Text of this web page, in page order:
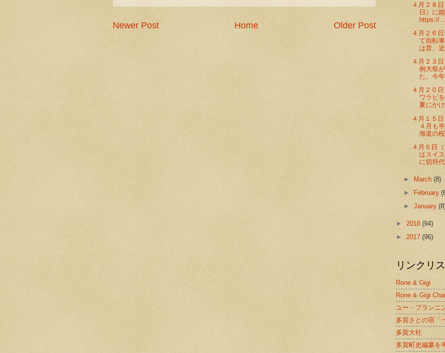
Newer Post Older Post
Home
４月２８
日）に
https://
４月２６
て自転
は昔、
４月２３
例大祭
た。今
４月２０
ワラビ
夏にか
４月１５
４月も
海道の
４月６日
はスイ
に切符
► March(8)
►
February
►January
► 2018 (94)
► 2017 (96)
リンクリ
Rone & Gigi
Rone & Gigi
ユー・プランニ
多賀さとの宿「
多賀大社
多賀町史編纂を